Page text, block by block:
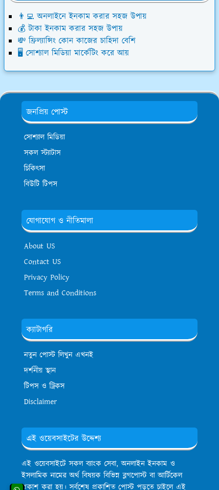
👨‍💻 অনলাইনে ইনকাম করার সহজ উপায়
💰 টাকা ইনকাম করার সহজ উপায়
💸 ফ্রিল্যান্সিং কোন কাজের চাহিদা বেশি
🖥️ সোশ্যাল মিডিয়া মার্কেটিং করে আয়
জনপ্রিয় পোস্ট
সোশ্যাল মিডিয়া
সকল স্ট্যাটাস
চিকিৎসা
বিউটি টিপস
যোগাযোগ ও নীতিমালা
About US
Contact US
Privacy Policy
Terms and Conditions
ক্যাটাগরি
নতুন পোস্ট লিখুন এখনই
দর্শনীয় স্থান
টিপস ও ট্রিকস
Disclaimer
এই ওয়েবসাইটের উদ্দেশ্য
এই ওয়েবসাইটে সকল ব্যাংক সেবা, অনলাইন ইনকাম ও
ইসলামিক নামের অর্থ বিষয়ক বিভিন্ন ব্লগপোস্ট বা আর্টিকেল
প্রকাশ করা হয়। সর্বশেষ প্রকাশিত পোস্ট পড়তে চাইলে এই